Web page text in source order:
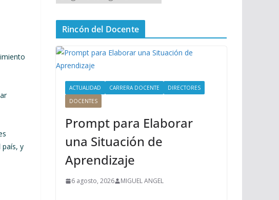
y
e
n
P
i
Rincón del Docente
ACTUALIDAD CARRERA DOCENTE
DIRECTORES
DOCENTES
Prompt para Elaborar
una Situación de
Aprendizaje
6 agosto, 2026 MIGUEL ANGEL